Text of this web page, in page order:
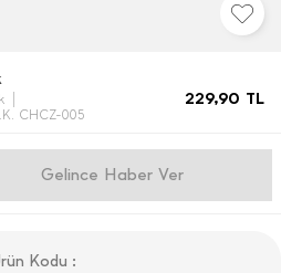
CHCZ-005
229,90 TL
Gelince Haber Ver
Kodu :